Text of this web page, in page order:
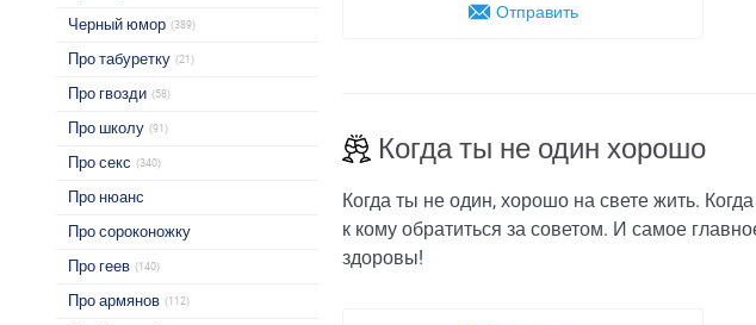
Черный юмор (389)
Про табуретку (21)
Про гвозди (58)
Про школу (91)
Про секс (340)
Про нюанс
Про сороконожку
Про геев (140)
Про армянов (112)
Отправить
Когда ты не один хорошо
Когда ты не один, хорошо на свете жить.
к кому обратиться за советом. И самое
здоровы!